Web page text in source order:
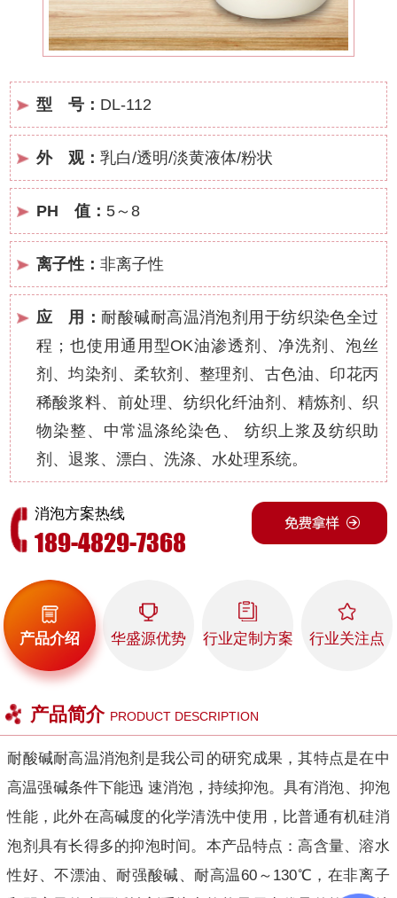
型 号： DL-112
外 观： 乳白/透明/淡黄液体/粉状
PH 值： 5～8
离子性： 非离子性
应 用： 耐酸碱耐高温消泡剂用于纺织染色全过
程；也使用通用型OK油渗透剂、净洗剂、泡丝
剂、均染剂、柔软剂、整理剂、古色油、印花丙
稀酸浆料、前处理、纺织化纤油剂、精炼剂、织
物染整、中常温涤纶染色、 纺织上浆及纺织助
剂、退浆、漂白、洗涤、水处理系统。
消泡方案热线
189-4829-7368
产品介绍 华盛源优势 行业定制方案 行业关注点
产品简介 PRODUCT DESCRIPTION
耐酸碱耐高温消泡剂是我公司的研究成果，其特点是在中
高温强碱条件下能迅 速消泡，持续抑泡。具有消泡、抑泡
性能，此外在高碱度的化学清洗中使用，比普通有机硅消
泡剂具有长得多的抑泡时间。本产品特点：高含量、溶水
性好、不漂油、耐强酸碱、耐高温60～130℃，在非离子